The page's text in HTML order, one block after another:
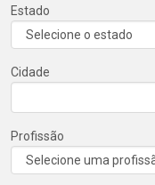
Estado
Cidade
Profissão